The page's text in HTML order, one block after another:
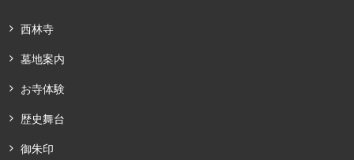
西林寺
墓地案内
お寺体験
歴史舞台
御朱印